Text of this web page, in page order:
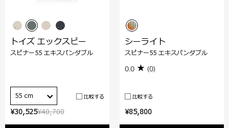
¥40,700
¥30,525
トイズ エックスピー
スピナー55 エキスパンダブル
55 cm 比較する
¥85,800
シーライト
スピナー55 エキスパンダブル
0.0 (0)
比較する